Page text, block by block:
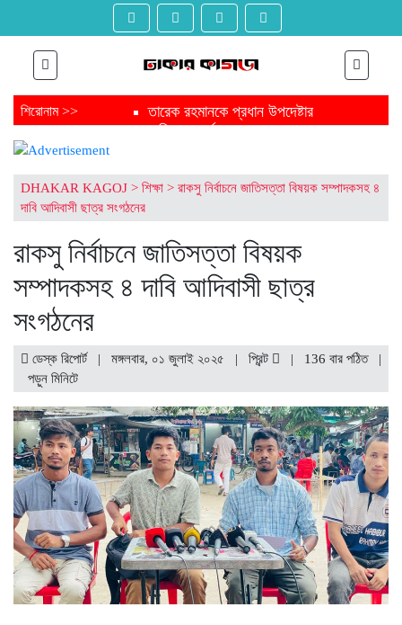
শিরোনাম >>
তারেক রহমানকে প্রধান উপদেষ্টার
অভিনন্দন বার্তা
ফাঁসির মঞ্চ থেকে নির্বাচন মঞ্চ জয় করে
ত্রয়োদশ জাতীয় সংসদ নির্বাচনে
চট্টগ্রামের এক গ্রাম থেকেই ৩ এমপি
সংসদে যাচ্ছেন পিন্টু-টুকু আপন দুই ভাই
ত্রয়োদশ জাতীয় সংসদ নির্বাচনে জয়ে
তারেক রহমানকে যুক্তরাজ্যের অভিনন্দন
মার্কিন দূতাবাসের
বিজয়ে তারেক রহমানকে অভিনন্দন
মালয়েশিয়া প্রধানমন্ত্রীর
ত্রয়োদশ জাতীয় সংসদ নির্বাচনে বিজয়
লাভে তারেক রহমানকে অভিনন্দন
জানালেন মার্কিন পররাষ্ট্রমন্ত্রী
ত্রয়োদশ জাতীয় সংসদ নির্বাচনের
বিজয়ে তারেক রহমানকে অভিনন্দন
নেপালের প্রধানমন্ত্রীর
DHAKAR KAGOJ > শিক্ষা > রাকসু নির্বাচনে জাতিসত্তা বিষয়ক সম্পাদকসহ ৪
দাবি আদিবাসী ছাত্র সংগঠনের
রাকসু নির্বাচনে জাতিসত্তা বিষয়ক
সম্পাদকসহ ৪ দাবি আদিবাসী ছাত্র
সংগঠনের
ডেস্ক রিপোর্ট | মঙ্গলবার, ০১ জুলাই ২০২৫ | প্রিন্ট | 136 বার পঠিত
|
পড়ুন মিনিটে